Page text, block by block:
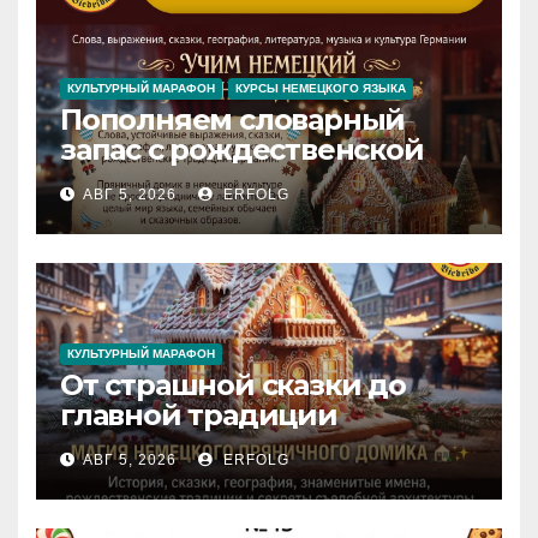
КУЛЬТУРНЫЙ МАРАФОН КУРСЫ НЕМЕЦКОГО ЯЗЫКА
Пополняем словарный
запас с рождественской
сказкой! Учим немецкий
вместе с Lebkuchenhaus
АВГ 5, 2026 ERFOLG
КУЛЬТУРНЫЙ МАРАФОН
От страшной сказки до
главной традиции
Рождества: секреты
немецкого пряничного
домика!
АВГ 5, 2026 ERFOLG